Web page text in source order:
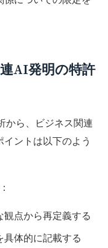
AI発明の特許
から、ビジネス関連
ントは以下のよう
：
観点から再定義する
体的に記載する